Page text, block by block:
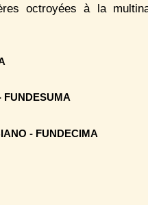
octroyées à la
FUNDESUMA
- FUNDECIMA